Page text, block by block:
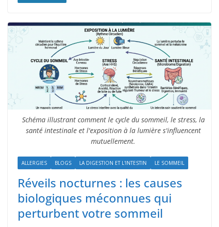
Schéma illustrant comment le cycle du sommeil, le stress, la
santé intestinale et l'exposition à la lumière s'influencent
mutuellement.
ALLERGIES BLOGS LA DIGESTION ET L'INTESTIN LE SOMMEIL
Réveils nocturnes : les causes
biologiques méconnues qui
perturbent votre sommeil